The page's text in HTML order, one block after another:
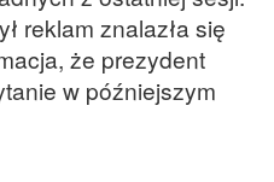
reklam znalazła się
że prezydent
w późniejszym